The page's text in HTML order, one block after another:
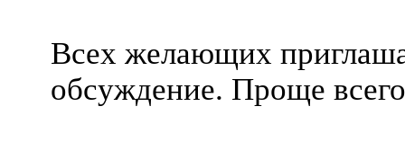
Всех желающих
обсуждение. Проще